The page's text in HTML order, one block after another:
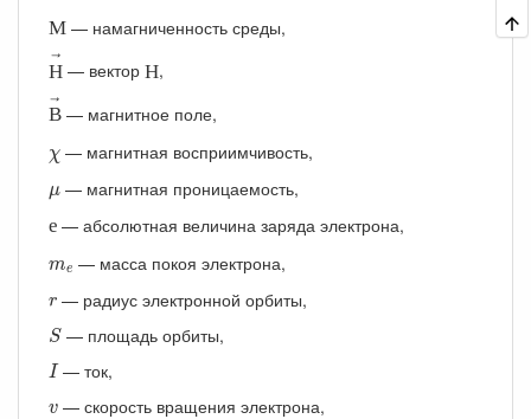
М
М— намагниченность среды,
→
Н
Н
— вектор Н
Н,
→
В
В
— магнитное поле,
χ
χ — магнитная восприимчивость,
μ
μ — магнитная проницаемость,
е — абсолютная величина заряда электрона,
me
me — масса покоя электрона,
r
r — радиус электронной орбиты,
S
S— площадь орбиты,
II— ток,
v
v — скорость вращения электрона,